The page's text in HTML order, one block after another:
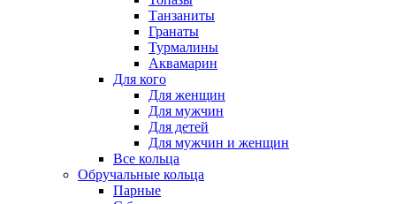
Танзаниты
Гранаты
Турмалины
Аквамарин
Для кого
Для женщин
Для мужчин
Для детей
Для мужчин и женщин
Все кольца
Обручальные кольца
Парные